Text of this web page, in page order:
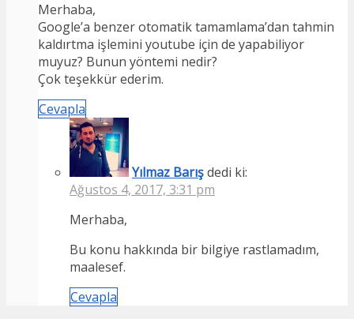
Merhaba,
Google’a benzer otomatik tamamlama’dan tahmin
kaldırtma işlemini youtube için de yapabiliyor
muyuz? Bunun yöntemi nedir?
Çok teşekkür ederim.
Cevapla
Yılmaz Barışdedi ki:
Ağustos 4, 2017, 3:31 pm
Merhaba,
Bu konu hakkında bir bilgiye rastlamadım,
maalesef.
Cevapla